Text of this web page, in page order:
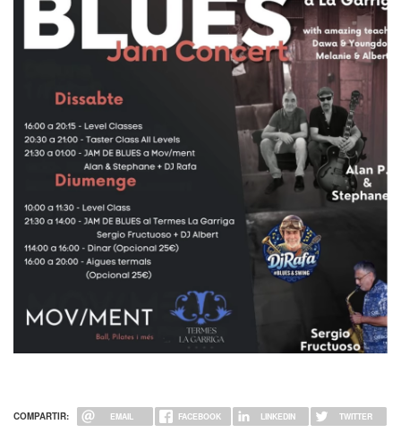
COMPARTIR: EMAIL FACEBOOK LINKEDIN TWITTER